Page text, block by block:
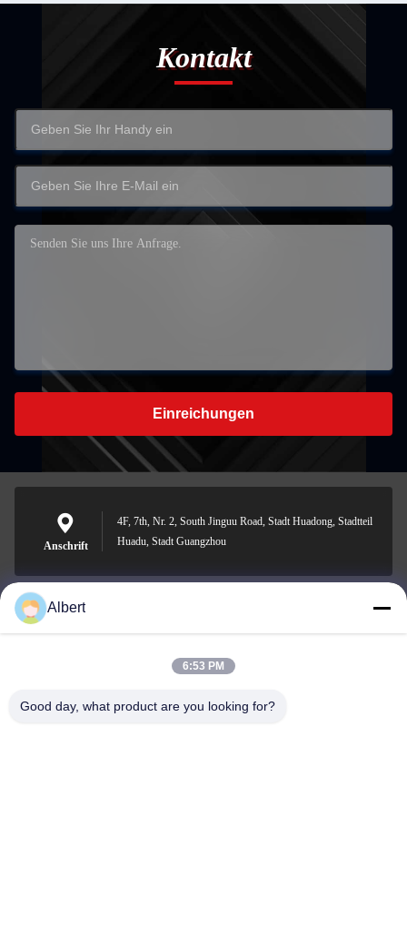
Kontakt
Einreichungen
Anschrift
4F, 7th, Nr. 2, South Jinguu Road, Stadt Huadong, Stadtteil
Huadu, Stadt Guangzhou
james@yimiautoparts.com
Albert
6:53 PM
Good day, what product are you looking for?